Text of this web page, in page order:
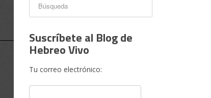
Suscríbete al Blog de
Hebreo Vivo
Tu correo electrónico: